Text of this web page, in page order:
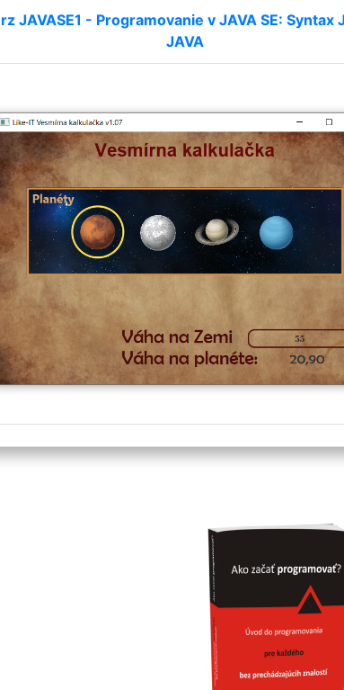
JAVASE1 - Programovanie v JAVA SE: Syntax
JAVA